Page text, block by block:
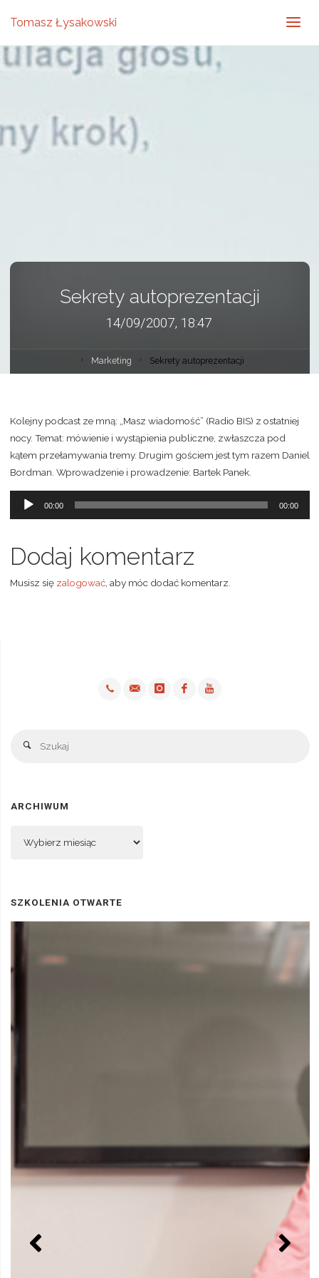
Tomasz Łysakowski
Sekrety autoprezentacji
14/09/2007, 18:47
Marketing Sekrety autoprezentacji
Kolejny podcast ze mną: „Masz wiadomość” (Radio BIS) z ostatniej
nocy. Temat: mówienie i wystąpienia publiczne, zwłaszcza pod
kątem przełamywania tremy. Drugim gościem jest tym razem Daniel
Bordman. Wprowadzenie i prowadzenie: Bartek Panek.
Odtwarzacz
00:00 00:00
Dodaj komentarz
Musisz się zalogować, aby móc dodać komentarz.
Szukaj
ARCHIWUM
SZKOLENIA OTWARTE